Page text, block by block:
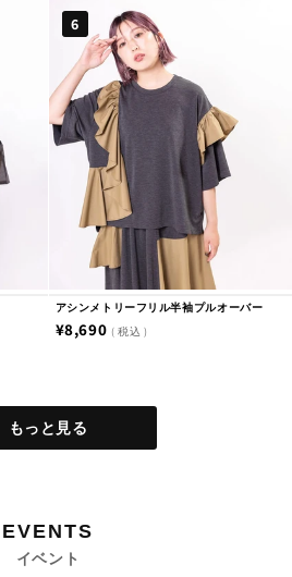
価6
アシンメトリーフリル半袖プルオーバー
通
格
¥8,690 税込
もっと見る
EVENTS
イベント